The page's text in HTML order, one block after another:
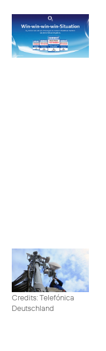
Credits: Telefónica
Deutschland